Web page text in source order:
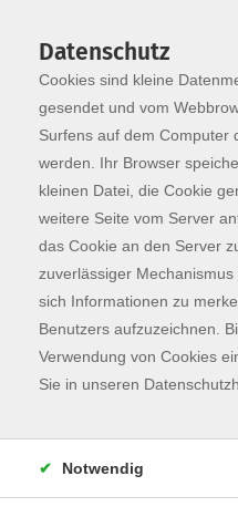
Skip to main content
You are here:
Programm
Der Kurs konnte nicht
Datenschutz
Cookies sind kleine
gesendet und vom
Surfens auf dem Computer
werden. Ihr Browser
kleinen Datei, die Cookie
weitere Seite vom Server
das Cookie an den Server
zuverlässiger
sich Informationen zu
Benutzers aufzuzeichnen.
Verwendung von Cookies
Sie in unseren
Notwendig